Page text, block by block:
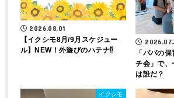
2026.08.01
【イクシモ8月/9月スケジュー
ル】NEW！外遊びのハテナ⁉
「パパの
チ会」で、
は誰だ？
イクシモ